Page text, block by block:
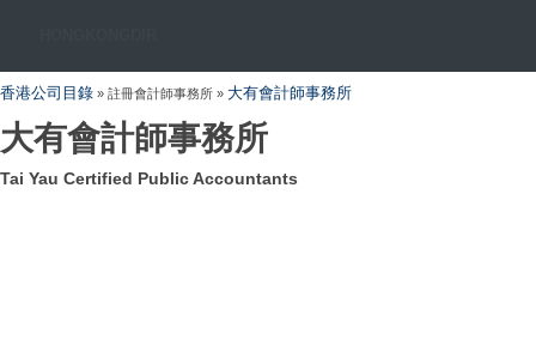
香港公司目錄 » 註冊會計師事務所 » 大有會計師事務所
大有會計師事務所
Tai Yau Certified Public Accountants